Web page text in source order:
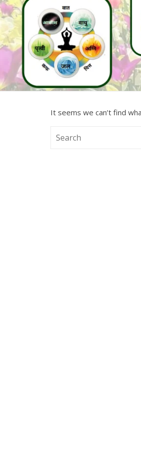
It seems we can’t find